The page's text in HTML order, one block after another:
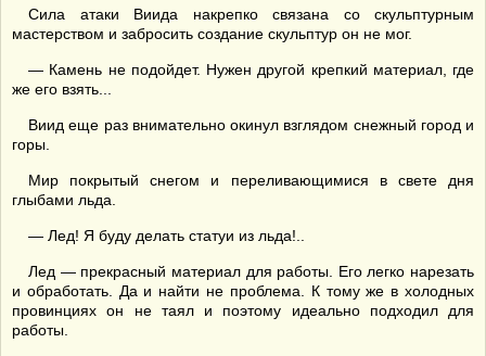
Сила атаки Виида накрепко связана со скульптурным
мастерством и забросить создание скульптур он не мог.
— Камень не подойдет. Нужен другой крепкий материал, где
же его взять...
Виид еще раз внимательно окинул взглядом снежный город и
горы.
Мир покрытый снегом и переливающимися в свете дня
глыбами льда.
— Лед! Я буду делать статуи из льда!..
Лед — прекрасный материал для работы. Его легко нарезать
и обработать. Да и найти не проблема. К тому же в холодных
провинциях он не таял и поэтому идеально подходил для
работы.